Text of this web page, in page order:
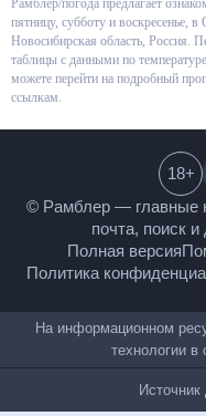
Рамблер/погода предлагает
именно на пятницу, субботу и
область, Новосибирская
свой отдых, изучите таблицы
скорости ветра и давлению.
прогноз для каждого из дней
© Рамблер —
гороскопы, почта,
Полная версия
Политика
18+
На
рекомендательные